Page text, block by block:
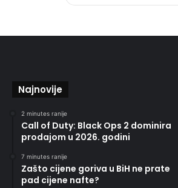
Najnovije
2 minutes ranije
Call of Duty: Black Ops 2 dominira
prodajom u 2026. godini
7 minutes ranije
Zašto cijene goriva u BiH ne prate
pad cijene nafte?